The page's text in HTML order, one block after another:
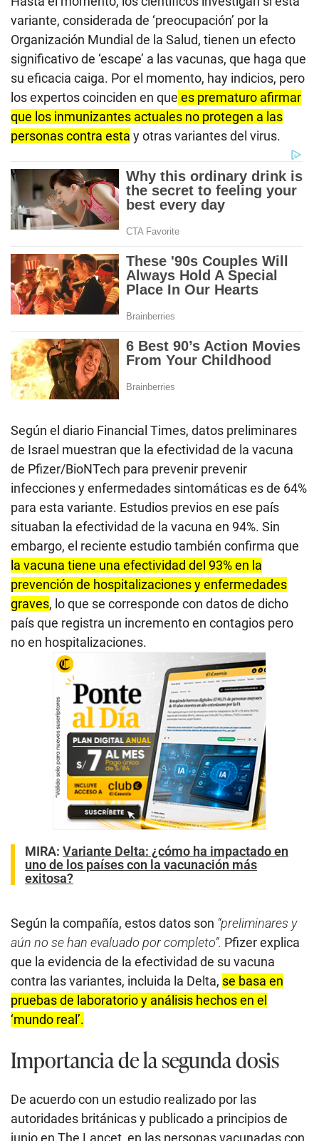
variante, considerada de ‘preocupación’ por la
Organización Mundial de la Salud, tienen un efecto
significativo de ‘escape’ a las vacunas, que haga que
su eficacia caiga. Por el momento, hay indicios, pero
los expertos coinciden en que es prematuro afirmar
que los inmunizantes actuales no protegen a las
personas contra esta y otras variantes del virus.
Según el diario Financial Times, datos preliminares
de Israel muestran que la efectividad de la vacuna
de Pfizer/BioNTech para prevenir prevenir
infecciones y enfermedades sintomáticas es de 64%
para esta variante. Estudios previos en ese país
situaban la efectividad de la vacuna en 94%. Sin
embargo, el reciente estudio también confirma que
la vacuna tiene una efectividad del 93% en la
prevención de hospitalizaciones y enfermedades
graves, lo que se corresponde con datos de dicho
país que registra un incremento en contagios pero
no en hospitalizaciones.
MIRA: Variante Delta: ¿cómo ha impactado en
uno de los países con la vacunación más
exitosa?
Según la compañía, estos datos son “preliminares y
aún no se han evaluado por completo”. Pfizer explica
que la evidencia de la efectividad de su vacuna
contra las variantes, incluida la Delta, se basa en
pruebas de laboratorio y análisis hechos en el
‘mundo real’.
Importancia de la segunda dosis
De acuerdo con un estudio realizado por las
autoridades británicas y publicado a principios de
junio en The Lancet, en las personas vacunadas con